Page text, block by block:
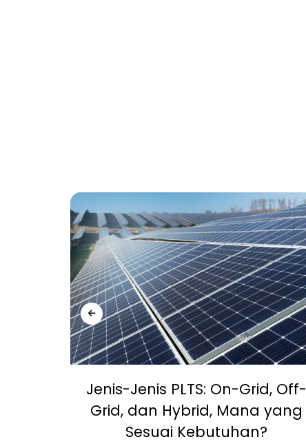
Jenis-Jenis PLTS: On-Grid, Off-
Grid, dan Hybrid, Mana yang
Sesuai Kebutuhan?